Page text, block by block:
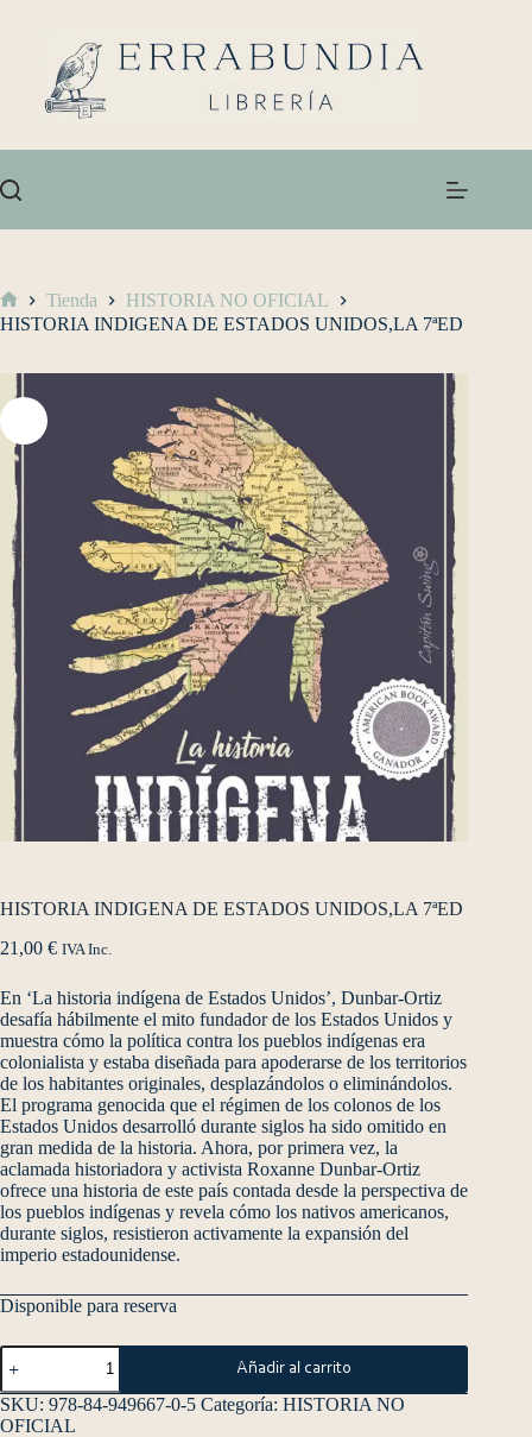
Tienda
HISTORIA NO OFICIAL
HISTORIA INDIGENA DE ESTADOS UNIDOS,LA 7ªED
HISTORIA INDIGENA DE ESTADOS UNIDOS,LA 7ªED
21,00 € IVA Inc.
En ‘La historia indígena de Estados Unidos’, Dunbar-Ortiz
desafía hábilmente el mito fundador de los Estados Unidos y
muestra cómo la política contra los pueblos indígenas era
colonialista y estaba diseñada para apoderarse de los territorios
de los habitantes originales, desplazándolos o eliminándolos.
El programa genocida que el régimen de los colonos de los
Estados Unidos desarrolló durante siglos ha sido omitido en
gran medida de la historia. Ahora, por primera vez, la
aclamada historiadora y activista Roxanne Dunbar-Ortiz
ofrece una historia de este país contada desde la perspectiva de
los pueblos indígenas y revela cómo los nativos americanos,
durante siglos, resistieron activamente la expansión del
imperio estadounidense.
Disponible para reserva
Añadir al carrito
SKU: 978-84-949667-0-5 Categoría: HISTORIA NO
OFICIAL